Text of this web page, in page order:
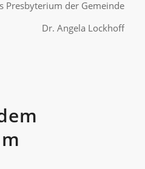
Presbyterium der Gemeinde
Dr. Angela Lockhoff